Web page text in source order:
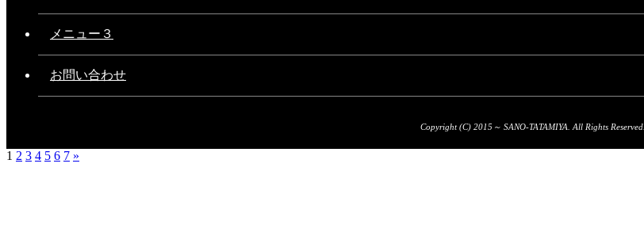
メニュー３
お問い合わせ
Copyright (C) 2015～ SANO-TATAMIYA. All Rights Reserved.
1 2 3 4 5 6 7 »